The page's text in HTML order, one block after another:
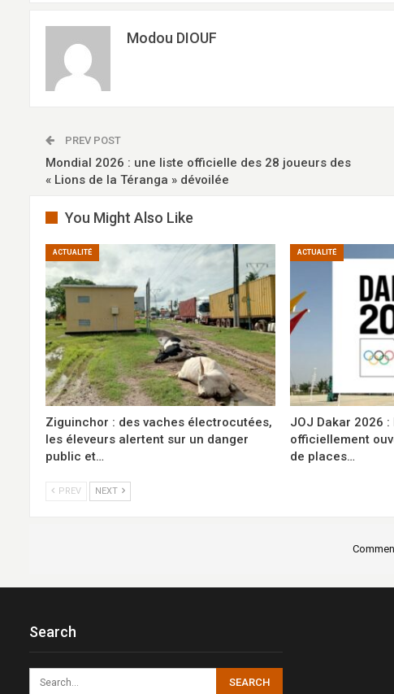
Modou DIOUF
PREV POST
Mondial 2026 : une liste officielle des 28 joueurs des
« Lions de la Téranga » dévoilée
You Might Also Like
ACTUALITÉ
Ziguinchor : des vaches électrocutées,
les éleveurs alertent sur un danger
public et…
ACTUALITÉ
JOJ Dakar 2026
officiellement
de places…
PREV NEXT
Search